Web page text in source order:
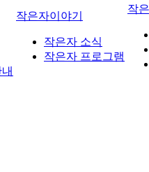
작은자이야기
작은자 소식
작은자 프로그램
작